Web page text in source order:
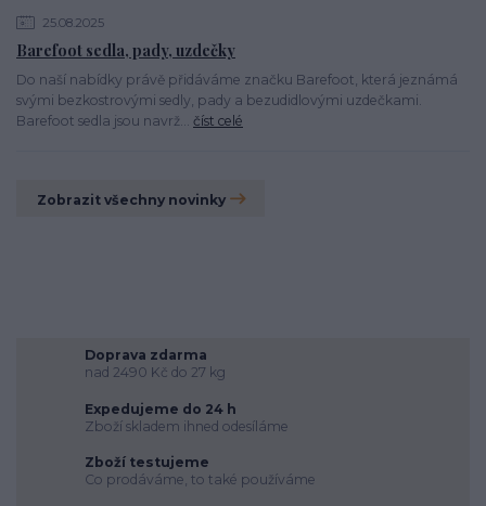
25.08.2025
Barefoot sedla, pady, uzdečky
Do naší nabídky právě přidáváme značku Barefoot, která jeznámá
svými bezkostrovými sedly, pady a bezudidlovými uzdečkami.
Barefoot sedla jsou navrž... číst celé
Zobrazit všechny novinky
Doprava zdarma
nad 2490 Kč do 27 kg
Expedujeme do 24 h
Zboží skladem ihned odesíláme
Zboží testujeme
Co prodáváme, to také používáme